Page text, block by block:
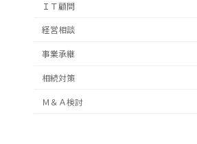
ＩＴ顧問
経営相談
事業承継
相続対策
Ｍ＆Ａ検討